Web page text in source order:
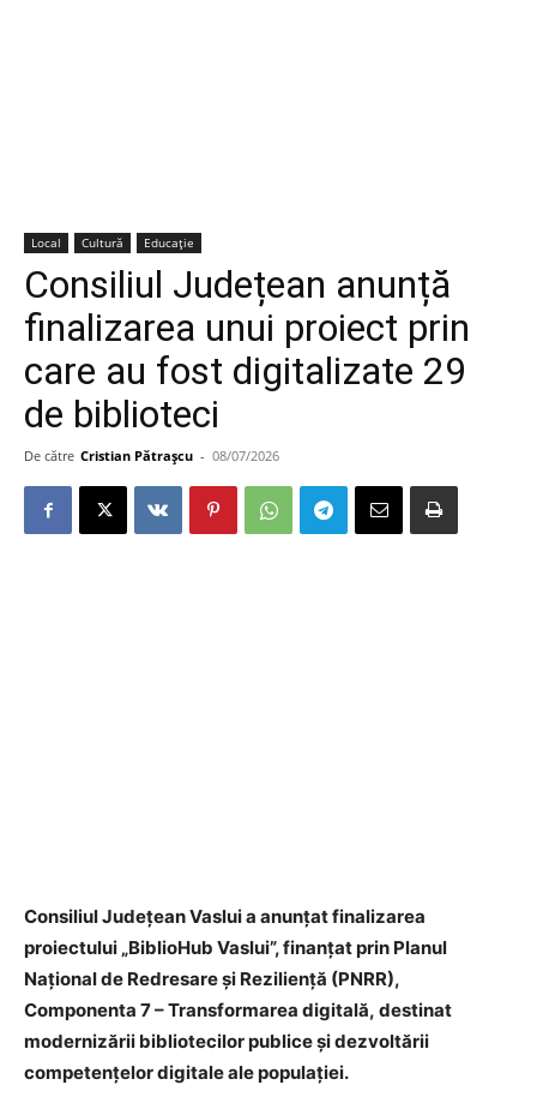
Local Cultură Educație
Consiliul Județean anunță
finalizarea unui proiect prin
care au fost digitalizate 29
de biblioteci
De către Cristian Pătrașcu - 08/07/2026
Consiliul Județean Vaslui a anunțat finalizarea
proiectului „BiblioHub Vaslui”, finanțat prin Planul
Național de Redresare și Reziliență (PNRR),
Componenta 7 – Transformarea digitală, destinat
modernizării bibliotecilor publice și dezvoltării
competențelor digitale ale populației.